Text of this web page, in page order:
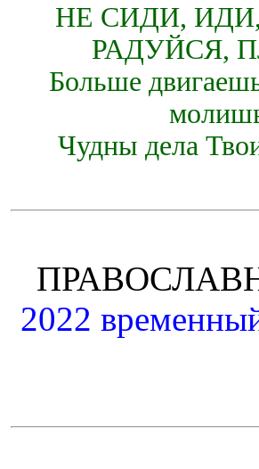
НЕ СИДИ,
РАДУЙСЯ,
Больше
Чудны дела
2022